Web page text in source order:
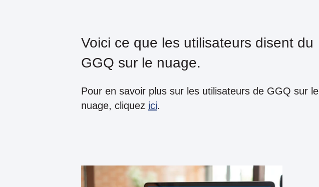
Voici ce que les utilisateurs disent du
GGQ sur le nuage.
Pour en savoir plus sur les utilisateurs de GGQ sur le
nuage, cliquez ici.